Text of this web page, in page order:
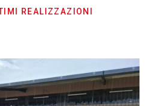
REALIZZAZIONI